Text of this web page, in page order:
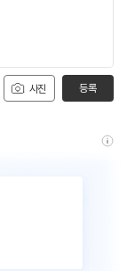
사진 등록